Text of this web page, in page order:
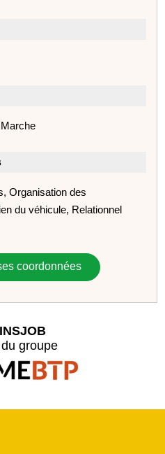
Organisation des
du véhicule, Relationnel
coordonnées
groupe